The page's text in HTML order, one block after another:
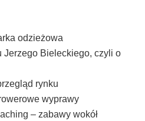
odzieżowa
Jerzego Bieleckiego, czyli o
rynku
wyprawy
– zabawy wokół